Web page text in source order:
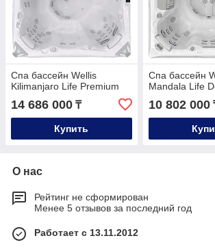
Спа бассейн Wellis
Kilimanjaro Life Premium
14 686 000 ₸
Купить
Спа бассейн
Mandala Life
10 802 000
О нас
Рейтинг не сформирован
Менее 5 отзывов за последний год
Работает с 13.11.2012